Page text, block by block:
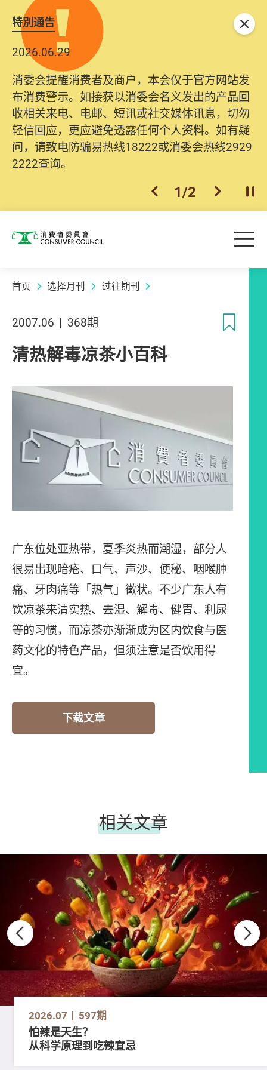
特別通告
2026.06.29
消委会提醒消费者及商户，本会仅于官方网站发
布消费警示。如接获以消委会名义发出的产品回
收相关来电、电邮、短讯或社交媒体讯息，切勿
轻信回应，更应避免透露任何个人资料。如有疑
问，请致电防骗易热线18222或消委会热线2929
2222查询。
上一个
1/2 下一个开
关闭
消费者委员会 目
首页 选择月刊 过往期刊
2007.06 368期
清热解毒凉茶小百科
广东位处亚热带，夏季炎热而潮湿，部分人
很易出现暗疮、口气、声沙、便秘、咽喉肿
痛、牙肉痛等「热气」徵状。不少广东人有
饮凉茶来清实热、去湿、解毒、健胃、利尿
等的习惯，而凉茶亦渐渐成为区内饮食与医
药文化的特色产品，但须注意是否饮用得
宜。
下载文章
相关文章
2026.07 597期
怕辣是天生？
从科学原理到吃辣宜忌